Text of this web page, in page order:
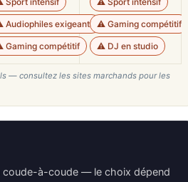
Audiophiles exigeants
Gaming compétitif
⚠️ Gaming compétitif
⚠️ DJ en studio
— consultez les sites marchands pour les
coude-à-coude — le choix dépend